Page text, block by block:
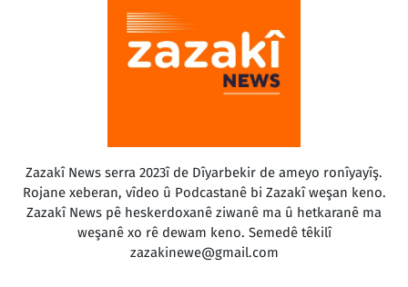
Zazakî News serra 2023î de Dîyarbekir de ameyo ronîyayîş.
Rojane xeberan, vîdeo û Podcastanê bi Zazakî weşan keno.
Zazakî News pê heskerdoxanê ziwanê ma û hetkaranê ma
weşanê xo rê dewam keno. Semedê têkilî
zazakinewe@gmail.com